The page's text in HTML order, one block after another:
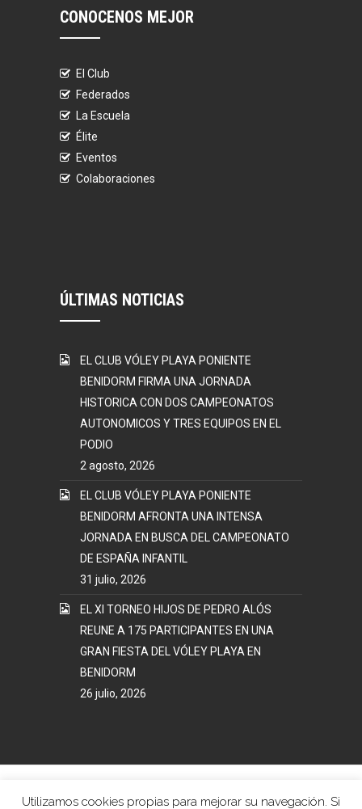
CONOCENOS MEJOR
El Club
Federados
La Escuela
Élite
Eventos
Colaboraciones
ÚLTIMAS NOTICIAS
EL CLUB VÓLEY PLAYA PONIENTE
BENIDORM FIRMA UNA JORNADA
HISTORICA CON DOS CAMPEONATOS
AUTONOMICOS Y TRES EQUIPOS EN EL
PODIO
2 agosto, 2026
EL CLUB VÓLEY PLAYA PONIENTE
BENIDORM AFRONTA UNA INTENSA
JORNADA EN BUSCA DEL CAMPEONATO
DE ESPAÑA INFANTIL
31 julio, 2026
EL XI TORNEO HIJOS DE PEDRO ALÓS
REUNE A 175 PARTICIPANTES EN UNA
GRAN FIESTA DEL VÓLEY PLAYA EN
BENIDORM
26 julio, 2026
Utilizamos cookies propias para mejorar su navegación. Si